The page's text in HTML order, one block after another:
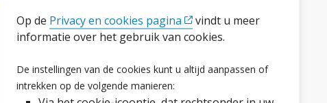
Op de Privacy en cookies pagina
vindt u meer
informatie over het gebruik van cookies.
De instellingen van de cookies kunt u altijd aanpassen of
intrekken op de volgende manieren:
Facebook
LinkedInInstagram